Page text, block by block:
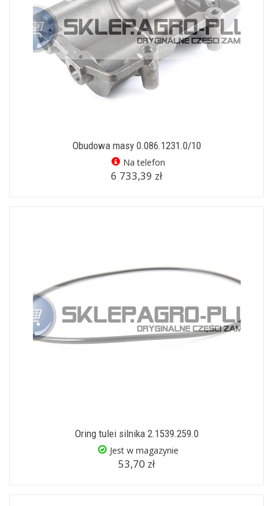
Obudowa masy 0.086.1231.0/10
Na telefon
6 733,39 zł
Oring tulei silnika 2.1539.259.0
Jest w magazynie
53,70 zł